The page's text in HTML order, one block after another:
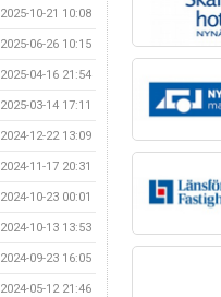
2025-10-21 10:08
2025-06-26 10:15
2025-04-16 21:54
2025-03-14 17:11
2024-12-22 13:09
2024-11-17 20:31
2024-10-23 00:01
2024-10-13 13:53
2024-09-23 16:05
2024-05-12 21:46